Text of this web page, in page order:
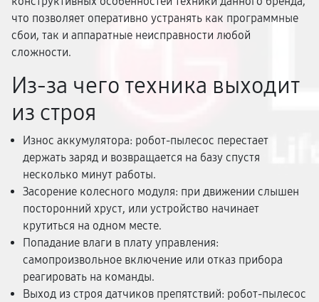
что позволяет оперативно устранять как программные
сбои, так и аппаратные неисправности любой
сложности.
Из-за чего техника выходит
из строя
Износ аккумулятора: робот-пылесос перестает
держать заряд и возвращается на базу спустя
несколько минут работы.
Засорение колесного модуля: при движении слышен
посторонний хруст, или устройство начинает
крутиться на одном месте.
Попадание влаги в плату управления:
самопроизвольное включение или отказ прибора
реагировать на команды.
Выход из строя датчиков препятствий: робот-пылесос